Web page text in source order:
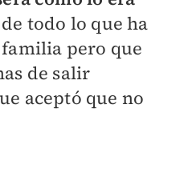
todo lo que ha
pero que
de salir
aceptó que no